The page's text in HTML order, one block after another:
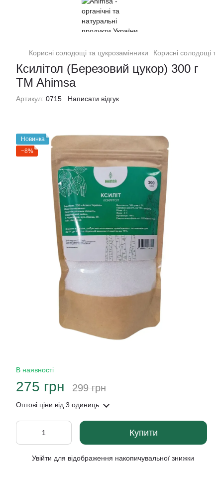
Корисні солодощі та цукрозамінники Корисні солодощі
Ксилітол (Березовий цукор) 300 г
TM Ahimsa
Артикул: 0715 Написати відгук
Новинка
−8%
В наявності
275 грн 299 грн
Оптові ціни від 3 одиниць
Купити
Увійти для відображення накопичувальної знижки